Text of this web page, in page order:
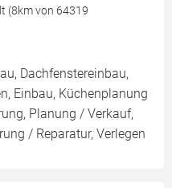
(8km von 64319
Dachfenstereinbau,
Einbau, Küchenplanung
Planung / Verkauf,
/ Reparatur, Verlegen